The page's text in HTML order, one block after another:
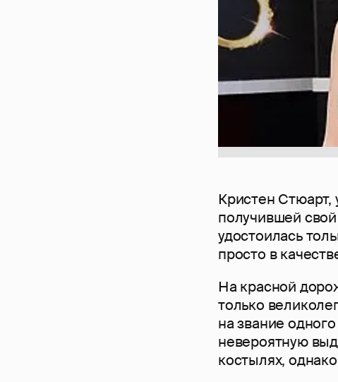
Кристен
получившей
удостоилась
просто в
На красной
только
на звание
невероятную
костылях,